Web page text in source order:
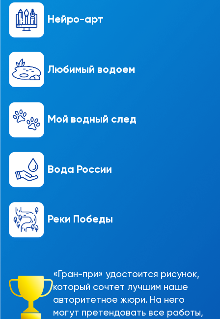
Любимый водоем
Мой водный след
Нейро-арт
Вода России
Реки Победы
«Гран-при» удостоится рисунок,
который сочтет лучшим наше
авторитетное жюри. На него
могут претендовать все работы,